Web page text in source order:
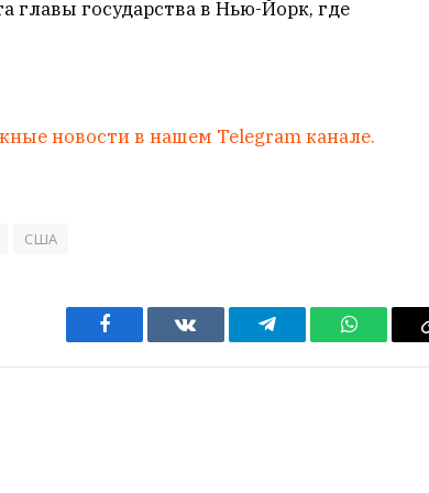
главы государства в Нью-Йорк, где
новости в нашем Telegram канале.
США
Facebook VKontakteTelegram